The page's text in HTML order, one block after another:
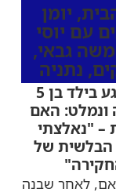
, יומן
עם יוסי
גבאי,
, נתניה
נהג פגע בילד בן 5
ונמלט: האם
– "נאלצתי
הבלשית של
לאחר שבנה